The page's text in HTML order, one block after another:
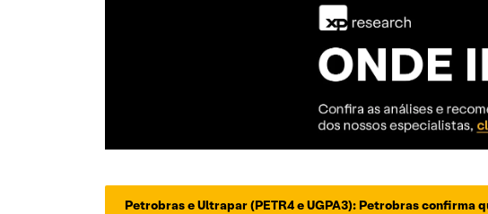
Petrobras e Ultrapar (PETR4 e UGPA3): Petrobras